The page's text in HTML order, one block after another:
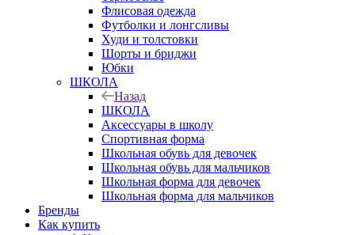
Флисовая одежда
Футболки и лонгсливы
Худи и толстовки
Шорты и бриджи
Юбки
ШКОЛА
Назад
ШКОЛА
Аксессуары в школу
Спортивная форма
Школьная обувь для девочек
Школьная обувь для мальчиков
Школьная форма для девочек
Школьная форма для мальчиков
Бренды
Как купить